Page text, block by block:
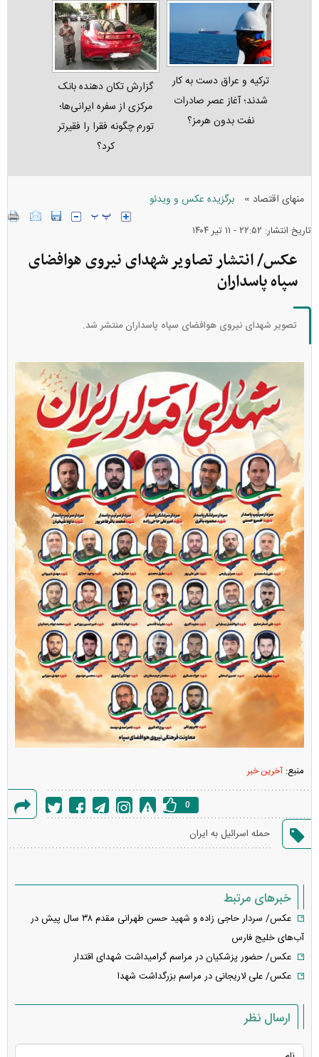
ترکیه و عراق دست به کار
شدند؛ آغاز عصر صادرات
نفت بدون هرمز؟
گزارش تکان‌ دهنده بانک
مرکزی از سفره ایرانی‌ها؛
تورم چگونه فقرا را فقیرتر
کرد؟
منهای اقتصاد » برگزیده عکس و ویدئو
تاریخ انتشار: ۲۲:۵۲ - ۱۱ تير ۱۴۰۴
عکس/ انتشار تصاویر شهدای نیروی هوافضای
سپاه پاسداران
تصویر شهدای نیروی هوافضای سپاه پاسداران منتشر شد.
منبع: آخرین خبر
خطا
0
حمله اسرائیل به ایران
خبرهای مرتبط
عکس/ سردار حاجی زاده و شهید حسن طهرانی مقدم ۳۸ سال پیش در
آب‌های خلیج فارس
عکس/ حضور پزشکیان در مراسم گرامیداشت شهدای اقتدار
عکس/ علی لاریجانی در مراسم بزرگداشت شهدا
ارسال نظر